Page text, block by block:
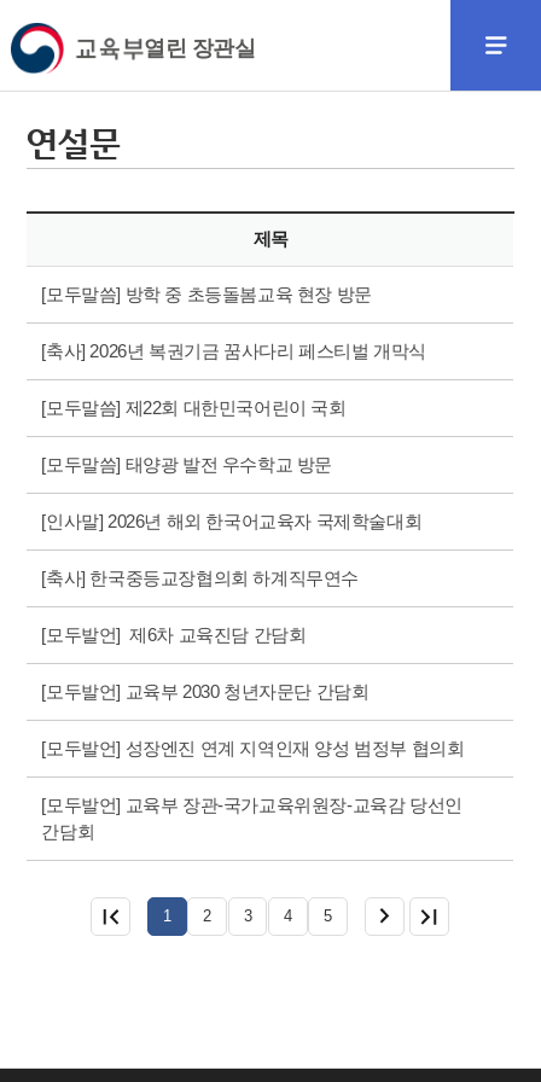
열린 장관실
연설문
제목
[모두말씀] 방학 중 초등돌봄교육 현장 방문
[축사] 2026년 복권기금 꿈사다리 페스티벌 개막식
[모두말씀] 제22회 대한민국어린이 국회
[모두말씀] 태양광 발전 우수학교 방문
[인사말] 2026년 해외 한국어교육자 국제학술대회
[축사] 한국중등교장협의회 하계직무연수
[모두발언] 제6차 교육진담 간담회
[모두발언] 교육부 2030 청년자문단 간담회
[모두발언] 성장엔진 연계 지역인재 양성 범정부 협의회
[모두발언] 교육부 장관-국가교육위원장-교육감 당선인
간담회
1 2 3 4 5